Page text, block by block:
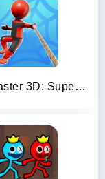
Web Master 3D: Superhero Games